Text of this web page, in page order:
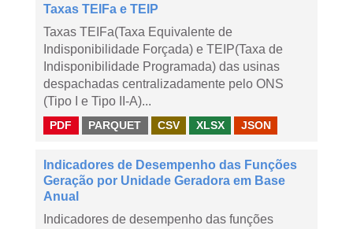
Taxas TEIFa e TEIP
Taxas TEIFa(Taxa Equivalente de
Indisponibilidade Forçada) e TEIP(Taxa de
Indisponibilidade Programada) das usinas
despachadas centralizadamente pelo ONS
(Tipo I e Tipo II-A)...
PDF PARQUET CSV XLSX JSON
Indicadores de Desempenho das Funções
Geração por Unidade Geradora em Base
Anual
Indicadores de desempenho das funções